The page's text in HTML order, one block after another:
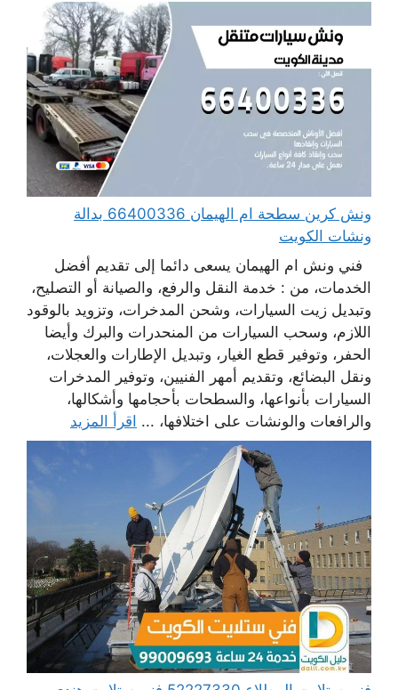
ونش كرين سطحة ام الهيمان 66400336 بدالة
ونشات الكويت
فني ونش ام الهيمان يسعى دائما إلى تقديم أفضل
الخدمات، من : خدمة النقل والرفع، والصيانة أو التصليح،
وتبديل زيت السيارات، وشحن المدخرات، وتزويد بالوقود
اللازم، وسحب السيارات من المنحدرات والبرك وأيضا
الحفر، وتوفير قطع الغيار، وتبديل الإطارات والعجلات،
ونقل البضائع، وتقديم أمهر الفنيين، وتوفير المدخرات
السيارات بأنواعها، والسطحات بأحجامها وأشكالها،
والرافعات والونشات على اختلافها، ... اقرأ المزيد